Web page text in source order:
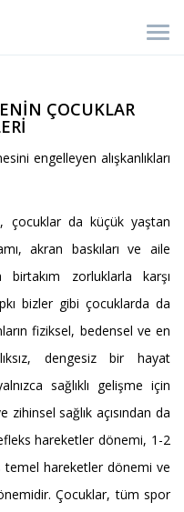
ÇOCUKLAR
engelleyen alışkanlıkları
çocuklar da küçük yaştan
akran baskıları ve aile
birtakım zorluklarla karşı
bizler gibi çocuklarda da
fiziksel, bedensel ve en
dengesiz bir hayat
sağlıklı gelişme için
sağlık açısından da
hareketler dönemi, 1-2
hareketler dönemi ve
Çocuklar, tüm spor